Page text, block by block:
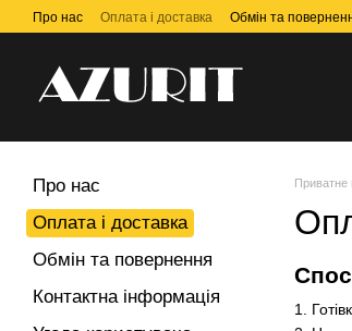
Перейти до основного контенту
Про нас Оплата і доставка Обмін та
Приватне
1.
Про нас
Оплата і доставка
Обмін та повернення
Контактна інформація